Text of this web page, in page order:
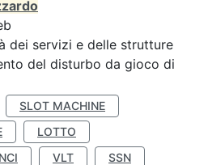
dei servizi e delle strutture
del disturbo da gioco di
SLOT MACHINE
LOTTO
VLT
SSN